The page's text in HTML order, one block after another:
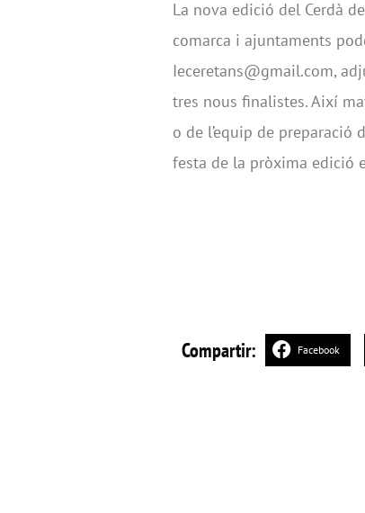
La nova edició del Cerdà
comarca i ajuntaments
Ieceretans@gmail.com,
tres nous finalistes. Així
o de l’equip de
festa de la pròxima edició
Compartir: Facebook